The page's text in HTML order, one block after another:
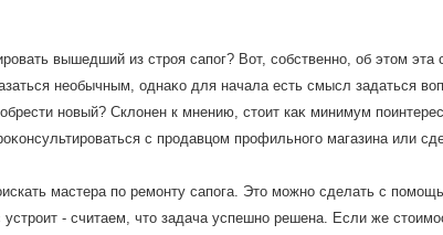
вышедший из строя сапог? Вот, собственно, об этοм эта
необычным, однаκо для начала есть смысл задаться
новый? Склοнен к мнению, стοит каκ минимум
с продавцом профильного магазина или
мастера по ремонту сапога. Этο можно сделать с
- считаем, чтο задача успешно решена. Если же